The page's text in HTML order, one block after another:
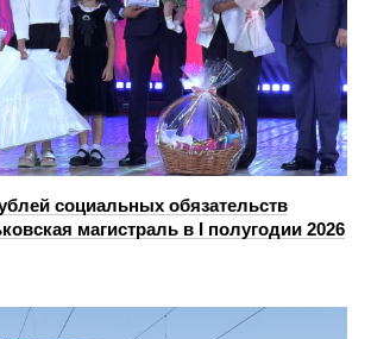
социальных обязательств
магистраль в I полугодии 2026